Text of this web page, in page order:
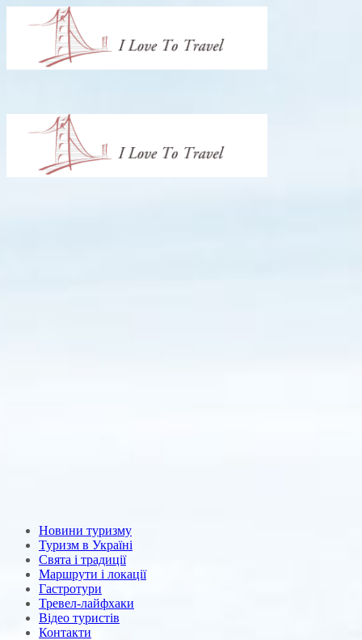
Новини туризму
Туризм в Україні
Свята і традиції
Маршрути і локації
Гастротури
Тревел-лайфхаки
Відео туристів
Контакти